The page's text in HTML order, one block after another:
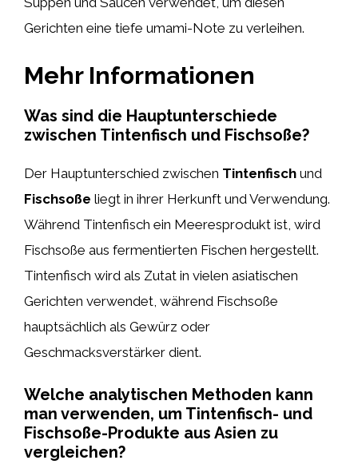
Gerichten eine tiefe umami-Note zu verleihen.
Mehr Informationen
Was sind die Hauptunterschiede
zwischen Tintenfisch und Fischsoße?
Der Hauptunterschied zwischen Tintenfisch und
Fischsoße liegt in ihrer Herkunft und Verwendung.
Während Tintenfisch ein Meeresprodukt ist, wird
Fischsoße aus fermentierten Fischen hergestellt.
Tintenfisch wird als Zutat in vielen asiatischen
Gerichten verwendet, während Fischsoße
hauptsächlich als Gewürz oder
Geschmacksverstärker dient.
Welche analytischen Methoden kann
man verwenden, um Tintenfisch- und
Fischsoße-Produkte aus Asien zu
vergleichen?